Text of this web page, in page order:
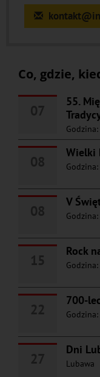
Co, gdzie,
55.
Wielki
V
Rock
700-
Dni
Lubawa